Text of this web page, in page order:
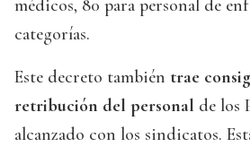
médicos, 80 para personal de
categorías.
Este decreto también trae
retribución del personal de los
alcanzado con los sindicatos.